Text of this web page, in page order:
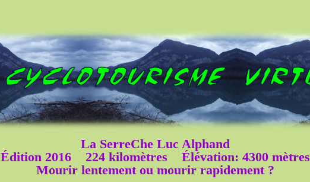
La SerreChe Luc Alphand
Édition 2016 224 kilomètres Élévation: 4300 mètres
Mourir lentement ou mourir rapidement ?